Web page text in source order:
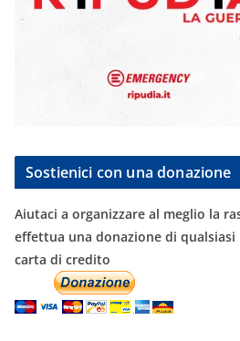
Sostienici con una donazione
Aiutaci a organizzare al meglio la
effettua una donazione di
carta di credito